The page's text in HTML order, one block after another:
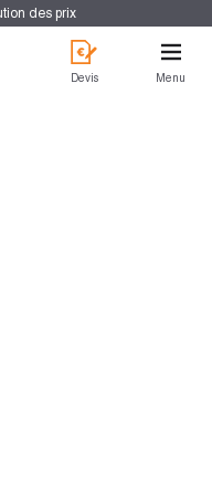
des prix
Devis Menu